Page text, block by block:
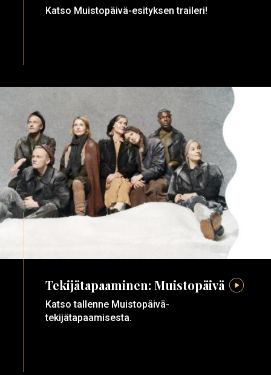
Katso Muistopäivä-esityksen traileri!
Tekijätapaaminen: Muistopäivä
Katso tallenne Muistopäivä-
tekijätapaamisesta.